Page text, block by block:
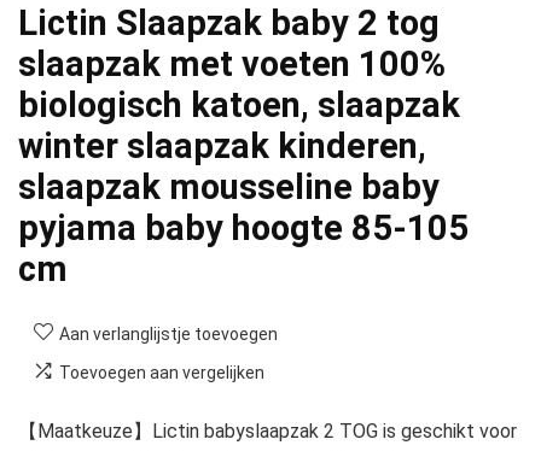
Lictin Slaapzak baby 2 tog
slaapzak met voeten 100%
biologisch katoen, slaapzak
winter slaapzak kinderen,
slaapzak mousseline baby
pyjama baby hoogte 85-105
cm
Aan verlanglijstje toevoegen
Toevoegen aan vergelijken
【Maatkeuze】Lictin babyslaapzak 2 TOG is geschikt voor